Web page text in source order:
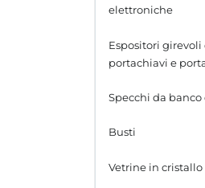
elettroniche
Espositori girevoli
portachiavi e
Espositori
Specchi da banco
Busti
Vetrine in cristallo